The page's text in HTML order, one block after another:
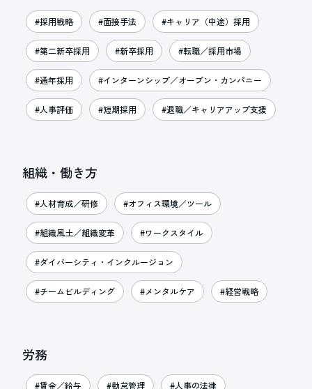
#採用戦略 #面接手法 #キャリア（中途）採用
#第二新卒採用 #新卒採用 #転職／採用市場
#通年採用 #インターンシップ／オープン・カンパニー
#人事評価 #短期採用 #退職／キャリアアップ支援
組織・働き方
#人材育成／研修 #オフィス環境／ツール
#組織風土／組織変革 #ワークスタイル
#ダイバーシティ・インクルージョン
#チームビルディング #メンタルケア #経営戦略
労務
#賃金／給与 #勤怠管理 #人事の法律